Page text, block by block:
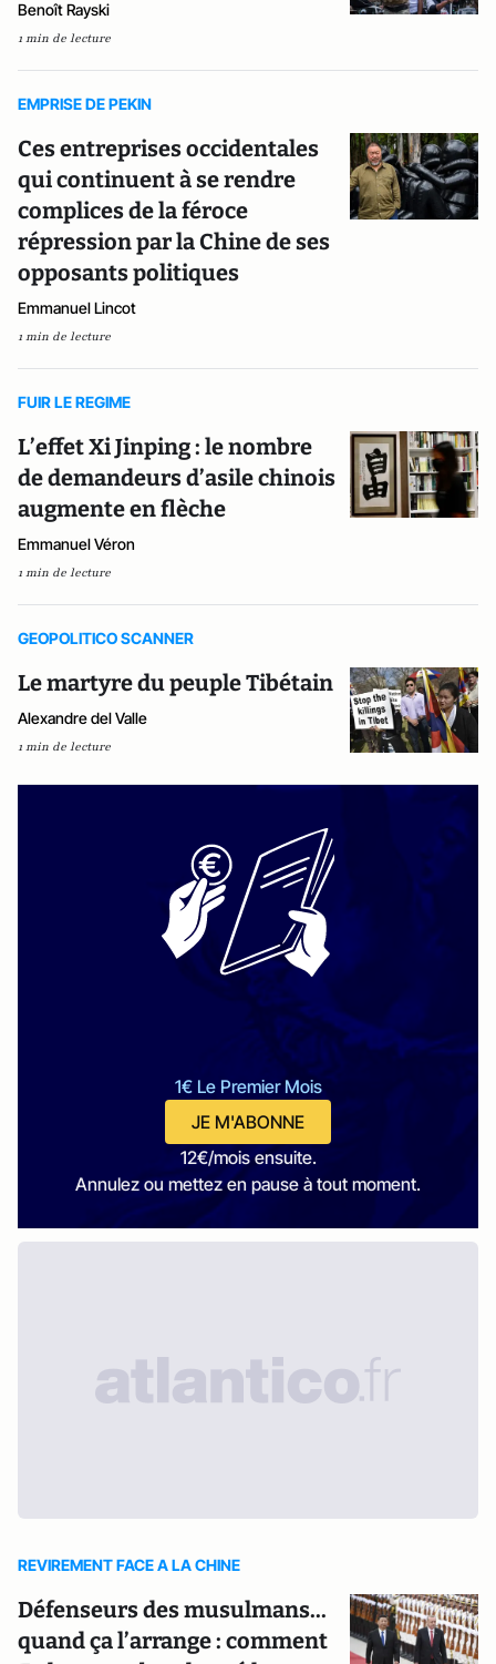
Benoît Rayski
1 min de lecture
EMPRISE DE PEKIN
Ces entreprises occidentales
qui continuent à se rendre
complices de la féroce
répression par la Chine de ses
opposants politiques
Emmanuel Lincot
1 min de lecture
FUIR LE REGIME
L’effet Xi Jinping : le nombre
de demandeurs d’asile chinois
augmente en flèche
Emmanuel Véron
1 min de lecture
GEOPOLITICO SCANNER
Le martyre du peuple Tibétain
Alexandre del Valle
1 min de lecture
1€ Le Premier Mois
JE M'ABONNE
12€/mois ensuite.
Annulez ou mettez en pause à tout moment.
REVIREMENT FACE A LA CHINE
Défenseurs des musulmans...
quand ça l’arrange : comment